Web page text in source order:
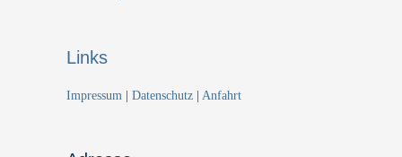
Links
Impressum Datenschutz Anfahrt